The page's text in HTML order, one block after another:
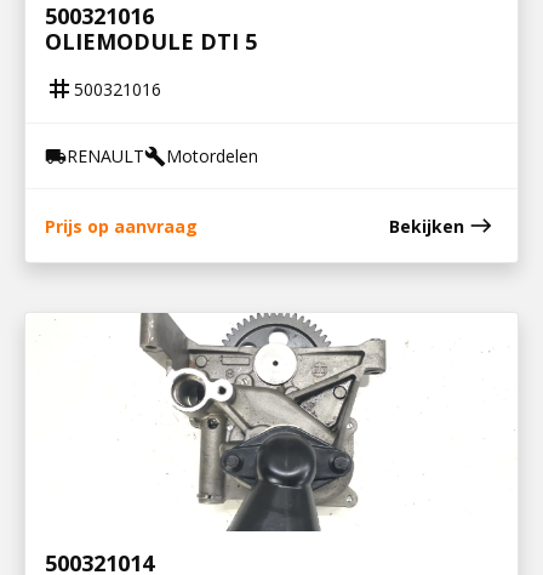
500321016
OLIEMODULE DTI 5
tag 500321016
local_shippingRENAULTbuildMotordelen
Prijs op aanvraag Bekijken east
500321014